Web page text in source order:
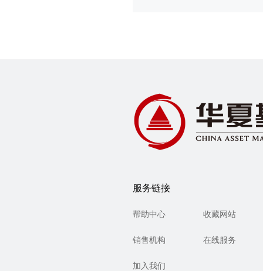
服务链接
帮助中心
销售机构
加入我们
收藏网站
在线服务